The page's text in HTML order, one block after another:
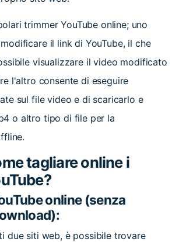
trimmer YouTube online; uno
il link di YouTube, il che
visualizzare il video modificato
l'altro consente di eseguire
sul file video e di scaricarlo e
o altro tipo di file per la
tagliare online i
online (senza
due siti web, è possibile trovare